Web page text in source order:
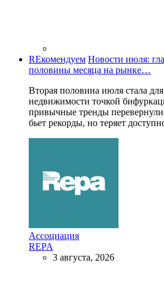
REкомендуем Новости июля:
половины месяца на рынке…
Вторая половина июля стала
недвижимости точкой
привычные тренды
бьет рекорды, но теряет
Ассоциация
REPA
3 августа, 2026